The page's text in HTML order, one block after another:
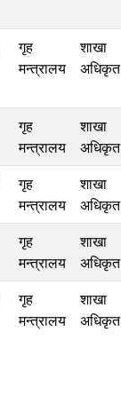
गृह
मन्त्रालय
शाखा
अधिकृत
गृह
मन्त्रालय
शाखा
अधिकृत
गृह
मन्त्रालय
शाखा
अधिकृत
गृह
मन्त्रालय
शाखा
अधिकृत
गृह
मन्त्रालय
शाखा
अधिकृत